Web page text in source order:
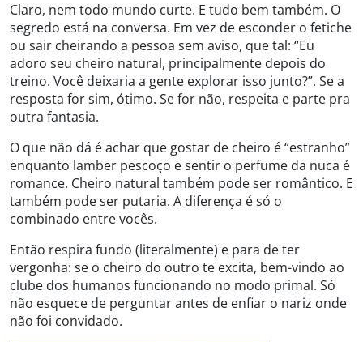
Claro, nem todo mundo curte. E tudo bem também. O
segredo está na conversa. Em vez de esconder o fetiche
ou sair cheirando a pessoa sem aviso, que tal: “Eu
adoro seu cheiro natural, principalmente depois do
treino. Você deixaria a gente explorar isso junto?”. Se a
resposta for sim, ótimo. Se for não, respeita e parte pra
outra fantasia.
O que não dá é achar que gostar de cheiro é “estranho”
enquanto lamber pescoço e sentir o perfume da nuca é
romance. Cheiro natural também pode ser romântico. E
também pode ser putaria. A diferença é só o
combinado entre vocês.
Então respira fundo (literalmente) e para de ter
vergonha: se o cheiro do outro te excita, bem-vindo ao
clube dos humanos funcionando no modo primal. Só
não esquece de perguntar antes de enfiar o nariz onde
não foi convidado.